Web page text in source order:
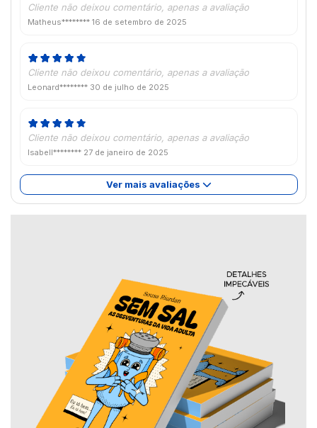
Cliente não deixou comentário, apenas a avaliação
Matheus******** 16 de setembro de 2025
Cliente não deixou comentário, apenas a avaliação
Leonard******** 30 de julho de 2025
Cliente não deixou comentário, apenas a avaliação
Isabell******** 27 de janeiro de 2025
Ver mais avaliações